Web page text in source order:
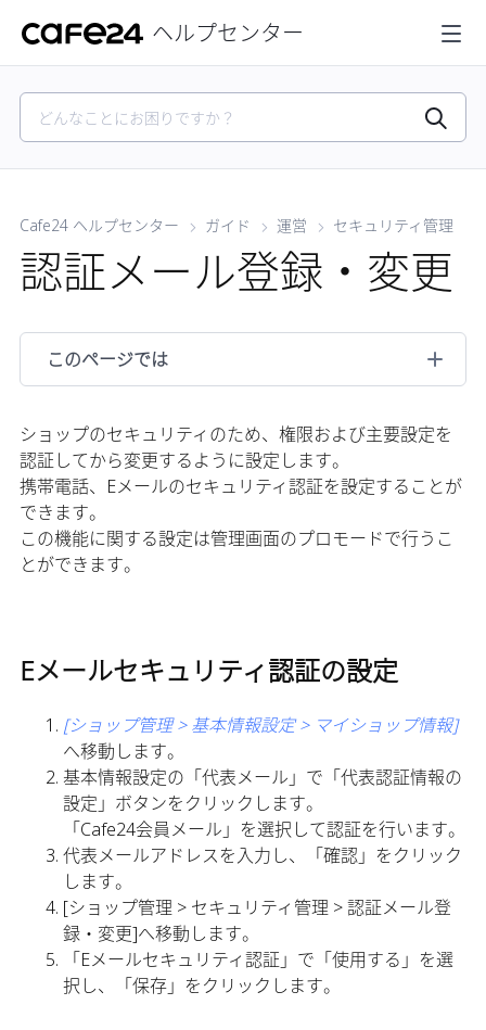
ヘルプセンター
Cafe24 ヘルプセンター ガイド 運営 セキュリティ管理
認証メール登録・変更
このページでは
ショップのセキュリティのため、権限および主要設定を
認証してから変更するように設定します。
携帯電話、Eメールのセキュリティ認証を設定することが
できます。
この機能に関する設定は管理画面のプロモードで行うこ
とができます。
Eメールセキュリティ認証の設定
[ショップ管理 > 基本情報設定 > マイショップ情報]
へ移動します。
基本情報設定の「代表メール」で「代表認証情報の
設定」ボタンをクリックします。
「Cafe24会員メール」を選択して認証を行います。
代表メールアドレスを入力し、「確認」をクリック
します。
[ショップ管理 > セキュリティ管理 > 認証メール登
録・変更]へ移動します。
「Eメールセキュリティ認証」で「使用する」を選
択し、「保存」をクリックします。